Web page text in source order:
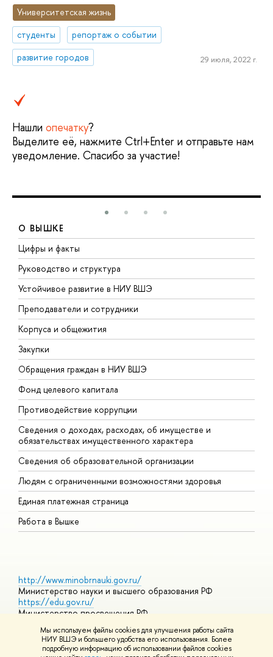
Мы используем файлы cookies для улучшения работы сайта
НИУ ВШЭ и большего удобства его использования. Более
подробную информацию об использовании файлов cookies
Университетская жизнь
студенты
репортаж о событии
развитие городов
29 июля, 2022 г.
Нашли опечатку?
Выделите её, нажмите Ctrl+Enter и отправьте нам
уведомление. Спасибо за участие!
О ВЫШКЕ
Цифры и факты
Руководство и структура
Устойчивое развитие в НИУ ВШЭ
Преподаватели и сотрудники
Корпуса и общежития
Закупки
Обращения граждан в НИУ ВШЭ
Фонд целевого капитала
Противодействие коррупции
Сведения о доходах, расходах, об имуществе и
обязательствах имущественного характера
Сведения об образовательной организации
Людям с ограниченными возможностями здоровья
Единая платежная страница
Работа в Вышке
http://www.minobrnauki.gov.ru/
Министерство науки и высшего образования РФ
https://edu.gov.ru/
Министерство просвещения РФ
https://elearning.hse.ru/mooc
Массовые открытые онлайн-курсы